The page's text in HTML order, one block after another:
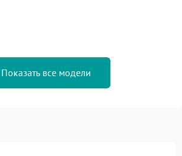
Показать все модели